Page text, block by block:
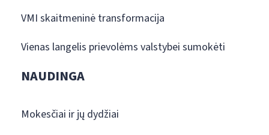
VMI skaitmeninė transformacija
Vienas langelis prievolėms valstybei sumokėti
NAUDINGA
Mokesčiai ir jų dydžiai